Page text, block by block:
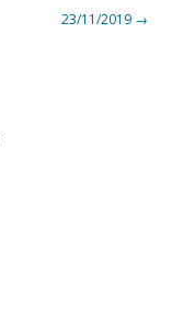
23/11/2019 →